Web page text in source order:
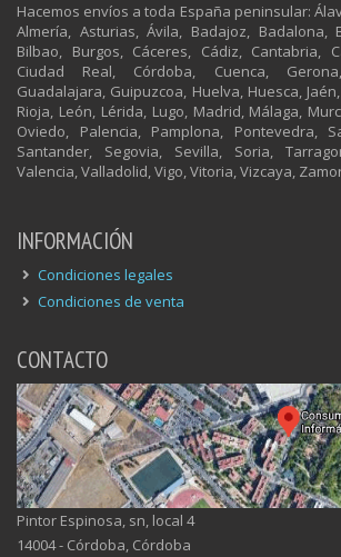
Hacemos envíos a toda España peninsular:
Almería, Asturias, Ávila, Badajoz, Badalona,
Bilbao, Burgos, Cáceres, Cádiz, Cantabria,
Ciudad Real, Córdoba, Cuenca,
Guadalajara, Guipuzcoa, Huelva, Huesca,
Rioja, León, Lérida, Lugo, Madrid, Málaga,
Oviedo, Palencia, Pamplona, Pontevedra,
Santander, Segovia, Sevilla, Soria,
Valencia, Valladolid, Vigo, Vitoria, Vizcaya,
INFORMACIÓN
Condiciones legales
Condiciones de venta
CONTACTO
Pintor Espinosa, sn, local 4
14004 - Córdoba, Córdoba